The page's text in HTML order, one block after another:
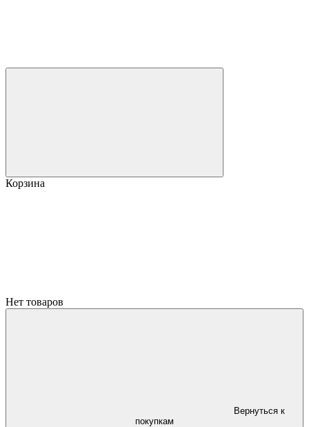
Корзина
Нет товаров
Вернуться к
покупкам